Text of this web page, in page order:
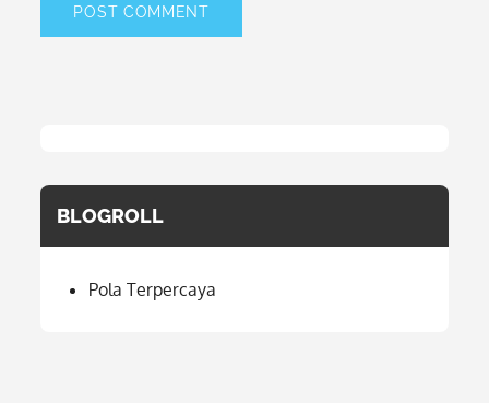
BLOGROLL
Pola Terpercaya